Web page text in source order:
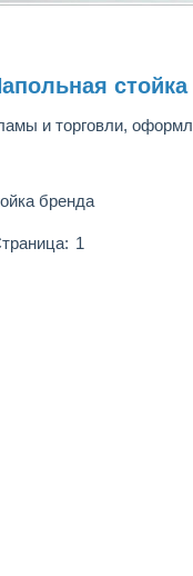
стойка
и торговли,
бренда
1